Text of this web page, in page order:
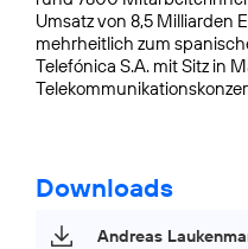
Umsatz von 8,5 Milliarden
mehrheitlich zum
Telefónica S.A. mit Sitz in
Downloads
Andreas